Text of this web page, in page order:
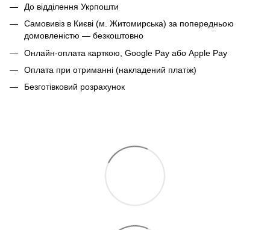
До відділення Укрпошти
Самовивіз в Києві (м. Житомирська) за попередньою
домовленістю — безкоштовно
Онлайн-оплата карткою, Google Pay або Apple Pay
Оплата при отриманні (накладений платіж)
Безготівковий розрахунок